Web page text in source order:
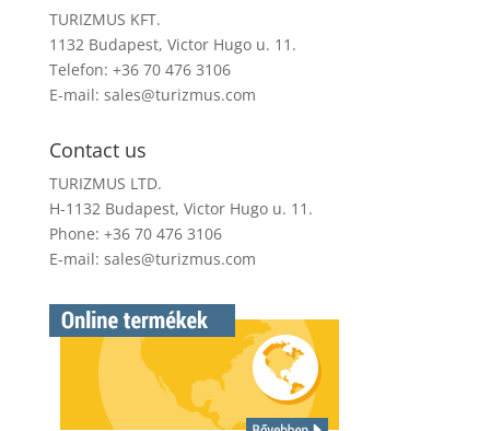
TURIZMUS KFT.
1132 Budapest, Victor Hugo u. 11.
Telefon: +36 70 476 3106
E-mail: sales@turizmus.com
Contact us
TURIZMUS LTD.
H-1132 Budapest, Victor Hugo u. 11.
Phone: +36 70 476 3106
E-mail: sales@turizmus.com